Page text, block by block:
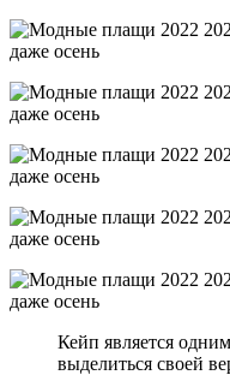
Кейп является
выделиться своей